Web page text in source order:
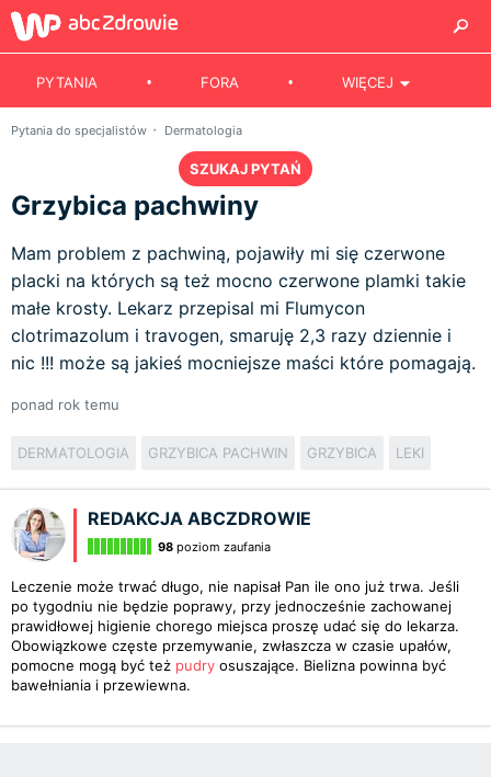
PYTANIA FORA WIĘCEJ
Pytania do specjalistów Dermatologia
SZUKAJ PYTAŃ
Grzybica pachwiny
Mam problem z pachwiną, pojawiły mi się czerwone
placki na których są też mocno czerwone plamki takie
małe krosty. Lekarz przepisal mi Flumycon
clotrimazolum i travogen, smaruję 2,3 razy dziennie i
nic !!! może są jakieś mocniejsze maści które pomagają.
ponad rok temu
DERMATOLOGIA GRZYBICA PACHWIN GRZYBICA LEKI
REDAKCJA ABCZDROWIE
98 poziom zaufania
Leczenie może trwać długo, nie napisał Pan ile ono już trwa. Jeśli
po tygodniu nie będzie poprawy, przy jednocześnie zachowanej
prawidłowej higienie chorego miejsca proszę udać się do lekarza.
Obowiązkowe częste przemywanie, zwłaszcza w czasie upałów,
pomocne mogą być też pudry osuszające. Bielizna powinna być
bawełniania i przewiewna.